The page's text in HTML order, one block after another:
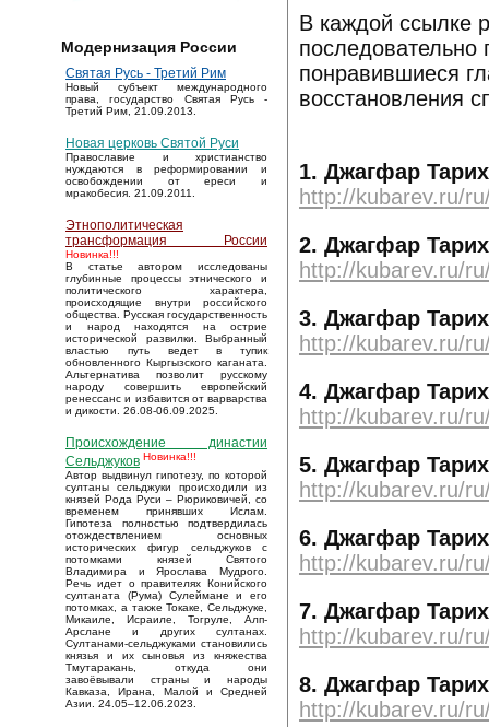
Модернизация России
Святая Русь - Третий Рим
Новый субъект международного
права, государство Святая Русь -
Третий Рим, 21.09.2013.
Новая церковь Святой Руси
Православие и христианство
нуждаются в реформировании и
освобождении от ереси и
мракобесия. 21.09.2011.
Этнополитическая
трансформация России
Новинка!!!
В статье автором исследованы
глубинные процессы этнического и
политического характера,
происходящие внутри российского
общества. Русская государственность
и народ находятся на острие
исторической развилки. Выбранный
властью путь ведет в тупик
обновленного Кыргызского каганата.
Альтернатива позволит русскому
народу совершить европейский
ренессанс и избавится от варварства
и дикости. 26.08-06.09.2025.
Происхождение династии
Сельджуков Новинка!!!
Автор выдвинул гипотезу, по которой
султаны сельджуки происходили из
князей Рода Руси – Рюриковичей, со
временем принявших Ислам.
Гипотеза полностью подтвердилась
отождествлением основных
исторических фигур сельджуков с
потомками князей Святого
Владимира и Ярослава Мудрого.
Речь идет о правителях Конийского
султаната (Рума) Сулеймане и его
потомках, а также Токаке, Сельджуке,
Микаиле, Исраиле, Тогруле, Алп-
Арслане и других султанах.
Султанами-сельджуками становились
князья и их сыновья из княжества
Тмутаракань, откуда они
завоёвывали страны и народы
Кавказа, Ирана, Малой и Средней
Азии. 24.05–12.06.2023.
В каждой ссылке
последовательно
понравившиеся
восстановления
1. Джагфар
http://kubarev.ru/
2. Джагфар
http://kubarev.ru/
3. Джагфар
http://kubarev.ru/
4. Джагфар
http://kubarev.ru/
5. Джагфар
http://kubarev.ru/
6. Джагфар
http://kubarev.ru/
7. Джагфар
http://kubarev.ru/
8. Джагфар
http://kubarev.ru/